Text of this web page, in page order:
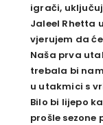
igrači,
Jaleel Rhetta
vjerujem da
Naša prva
trebala bi
u utakmici s
Bilo bi lijepo
prošle sezone